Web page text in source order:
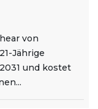
von
Jährige
und kostet